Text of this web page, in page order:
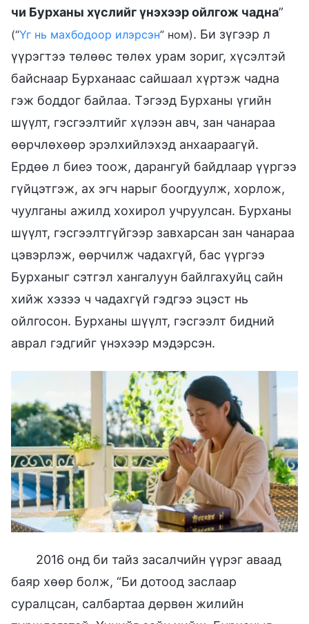
чи Бурханы хүслийг үнэхээр ойлгож чадна”
(“Үг нь махбодоор илэрсэн” ном). Би зүгээр л
үүрэгтээ төлөөс төлөх урам зориг, хүсэлтэй
байснаар Бурханаас сайшаал хүртэж чадна
гэж боддог байлаа. Тэгээд Бурханы үгийн
шүүлт, гэсгээлтийг хүлээн авч, зан чанараа
өөрчлөхөөр эрэлхийлэхэд анхаараагүй.
Ердөө л биеэ тоож, дарангуй байдлаар үүргээ
гүйцэтгэж, ах эгч нарыг боогдуулж, хорлож,
чуулганы ажилд хохирол учруулсан. Бурханы
шүүлт, гэсгээлтгүйгээр завхарсан зан чанараа
цэвэрлэж, өөрчилж чадахгүй, бас үүргээ
Бурханыг сэтгэл хангалуун байлгахуйц сайн
хийж хэзээ ч чадахгүй гэдгээ эцэст нь
ойлгосон. Бурханы шүүлт, гэсгээлт бидний
аврал гэдгийг үнэхээр мэдэрсэн.
2016 онд би тайз засалчийн үүрэг аваад
баяр хөөр болж, “Би дотоод заслаар
суралцсан, салбартаа дөрвөн жилийн